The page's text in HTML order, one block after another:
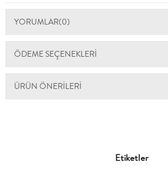
YORUMLAR(0)
ÖDEME SEÇENEKLERI
ÜRÜN ÖNERILERI
Etiketler